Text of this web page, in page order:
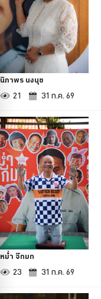
นิภาพร นงนุช
21 31 ก.ค. 69
หม่ำ จ๊กมก
23 31 ก.ค. 69